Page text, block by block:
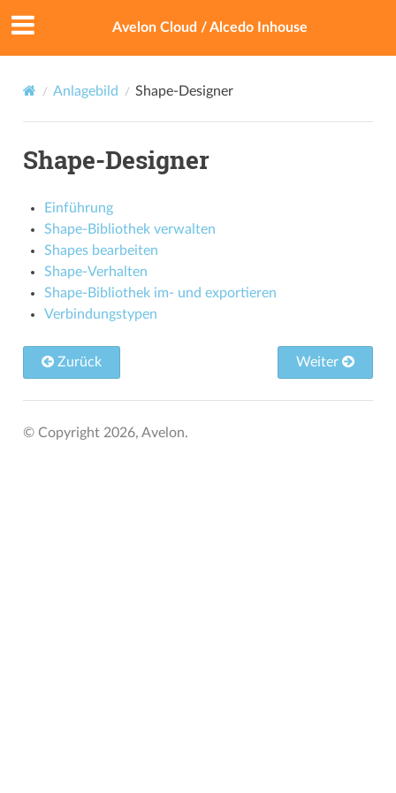
Avelon Cloud / Alcedo Inhouse
Anlagebild Shape-Designer
Shape-Designer
Einführung
Shape-Bibliothek verwalten
Shapes bearbeiten
Shape-Verhalten
Shape-Bibliothek im- und exportieren
Verbindungstypen
Zurück Weiter
© Copyright 2026, Avelon.